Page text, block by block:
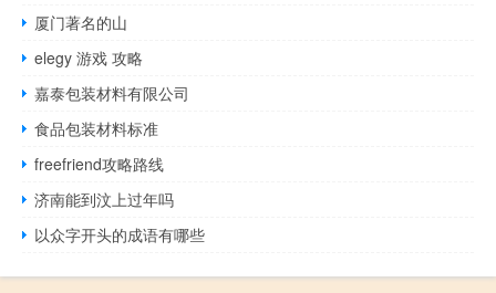
厦门著名的山
elegy 游戏 攻略
嘉泰包装材料有限公司
食品包装材料标准
freefriend攻略路线
济南能到汶上过年吗
以众字开头的成语有哪些